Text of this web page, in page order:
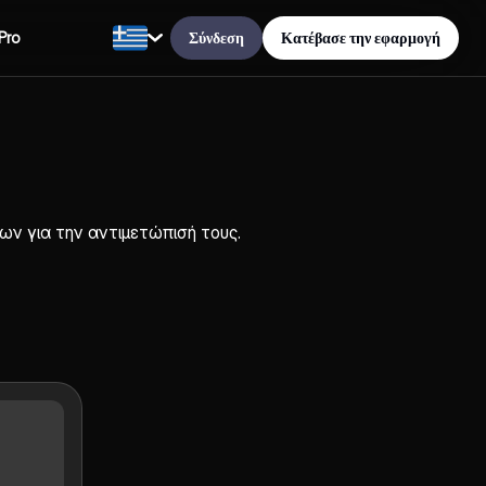
Σύνδεση Κατέβασε την εφαρμογή
την αντιμετώπισή τους.